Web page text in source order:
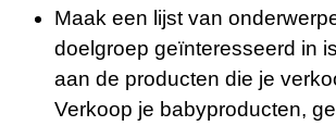
Maak een lijst van
doelgroep geïnteresseerd in
aan de producten die je
Verkoop je babyproducten,